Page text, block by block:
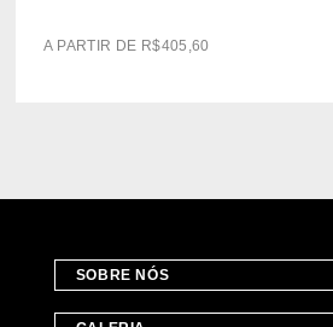
A PARTIR DE R$405,60
SOBRE NÓS